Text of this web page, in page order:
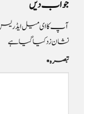
جواب دیں
آپ کا ای میل
نشان زد کیا گیا ہے
تبصرہ*